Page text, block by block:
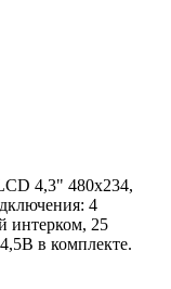
4,3" 480x234,
4
интерком, 25
в комплекте.